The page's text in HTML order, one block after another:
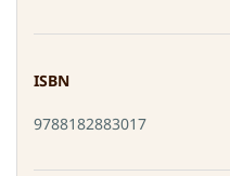
ISBN
9788182883017